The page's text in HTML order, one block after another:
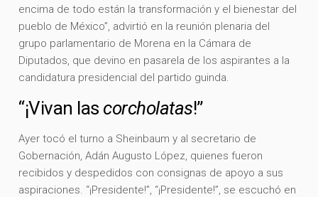
encima de todo están la transformación y el bienestar del
pueblo de México”, advirtió en la reunión plenaria del
grupo parlamentario de Morena en la Cámara de
Diputados, que devino en pasarela de los aspirantes a la
candidatura presidencial del partido guinda.
“¡Vivan las corcholatas!”
Ayer tocó el turno a Sheinbaum y al secretario de
Gobernación, Adán Augusto López, quienes fueron
recibidos y despedidos con consignas de apoyo a sus
aspiraciones. “¡Presidente!”, “¡Presidente!”, se escuchó en